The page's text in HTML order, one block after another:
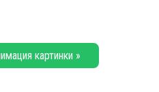
картинки »